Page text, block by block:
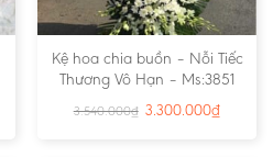
Kệ hoa chia buồn – Nỗi Tiếc
Thương Vô Hạn – Ms:3851
3.540.000₫ 3.300.000₫